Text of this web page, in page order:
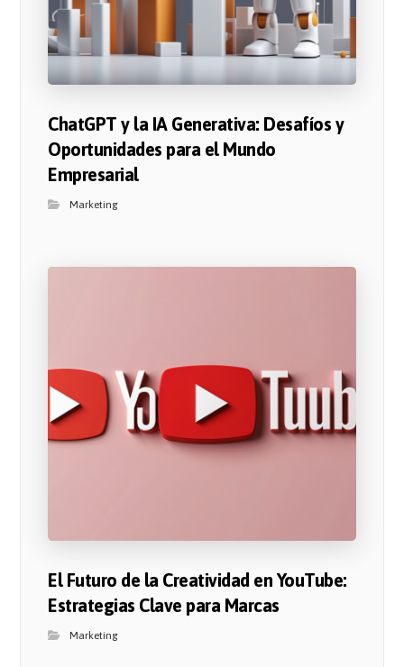
ChatGPT y la IA Generativa: Desafíos y
Oportunidades para el Mundo
Empresarial
Marketing
El Futuro de la Creatividad en YouTube:
Estrategias Clave para Marcas
Marketing